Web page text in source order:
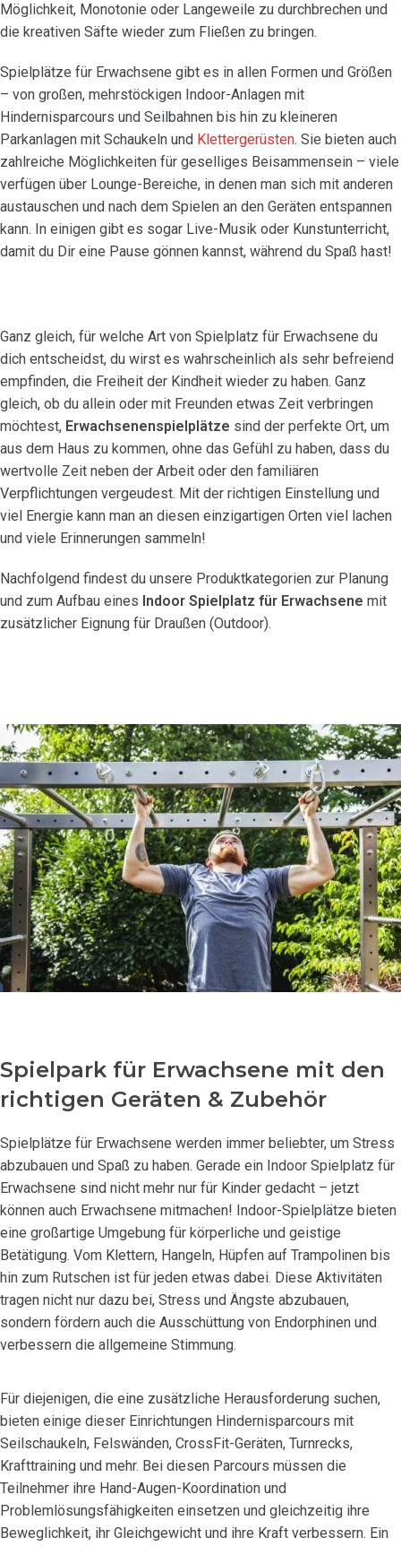
Möglichkeit, Monotonie oder Langeweile zu durchbrechen und
die kreativen Säfte wieder zum Fließen zu bringen.
Spielplätze für Erwachsene gibt es in allen Formen und Größen
– von großen, mehrstöckigen Indoor-Anlagen mit
Hindernisparcours und Seilbahnen bis hin zu kleineren
Parkanlagen mit Schaukeln und Klettergerüsten. Sie bieten auch
zahlreiche Möglichkeiten für geselliges Beisammensein – viele
verfügen über Lounge-Bereiche, in denen man sich mit anderen
austauschen und nach dem Spielen an den Geräten entspannen
kann. In einigen gibt es sogar Live-Musik oder Kunstunterricht,
damit du Dir eine Pause gönnen kannst, während du Spaß hast!
Ganz gleich, für welche Art von Spielplatz für Erwachsene du
dich entscheidst, du wirst es wahrscheinlich als sehr befreiend
empfinden, die Freiheit der Kindheit wieder zu haben. Ganz
gleich, ob du allein oder mit Freunden etwas Zeit verbringen
möchtest, Erwachsenenspielplätze sind der perfekte Ort, um
aus dem Haus zu kommen, ohne das Gefühl zu haben, dass du
wertvolle Zeit neben der Arbeit oder den familiären
Verpflichtungen vergeudest. Mit der richtigen Einstellung und
viel Energie kann man an diesen einzigartigen Orten viel lachen
und viele Erinnerungen sammeln!
Nachfolgend findest du unsere Produktkategorien zur Planung
und zum Aufbau eines Indoor Spielplatz für Erwachsene mit
zusätzlicher Eignung für Draußen (Outdoor).
Spielpark für Erwachsene mit den
richtigen Geräten & Zubehör
Spielplätze für Erwachsene werden immer beliebter, um Stress
abzubauen und Spaß zu haben. Gerade ein Indoor Spielplatz für
Erwachsene sind nicht mehr nur für Kinder gedacht – jetzt
können auch Erwachsene mitmachen! Indoor-Spielplätze bieten
eine großartige Umgebung für körperliche und geistige
Betätigung. Vom Klettern, Hangeln, Hüpfen auf Trampolinen bis
hin zum Rutschen ist für jeden etwas dabei. Diese Aktivitäten
tragen nicht nur dazu bei, Stress und Ängste abzubauen,
sondern fördern auch die Ausschüttung von Endorphinen und
verbessern die allgemeine Stimmung.
Für diejenigen, die eine zusätzliche Herausforderung suchen,
bieten einige dieser Einrichtungen Hindernisparcours mit
Seilschaukeln, Felswänden, CrossFit-Geräten, Turnrecks,
Krafttraining und mehr. Bei diesen Parcours müssen die
Teilnehmer ihre Hand-Augen-Koordination und
Problemlösungsfähigkeiten einsetzen und gleichzeitig ihre
Beweglichkeit, ihr Gleichgewicht und ihre Kraft verbessern. Ein